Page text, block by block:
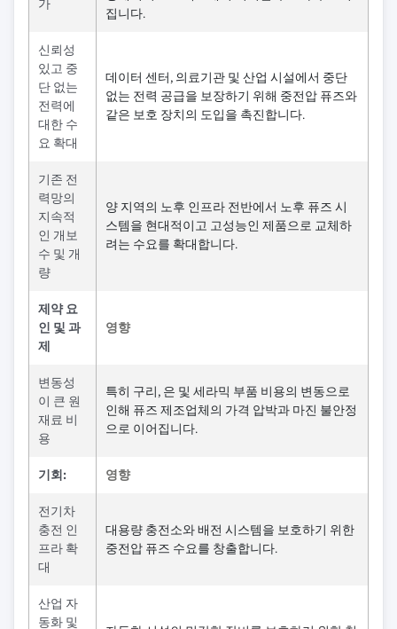
가
집니다.
신뢰성
있고 중
단 없는
전력에
대한 수
요 확대
데이터 센터, 의료기관 및 산업 시설에서 중단
없는 전력 공급을 보장하기 위해 중전압 퓨즈와
같은 보호 장치의 도입을 촉진합니다.
기존 전
력망의
지속적
인 개보
수 및 개
량
양 지역의 노후 인프라 전반에서 노후 퓨즈 시
스템을 현대적이고 고성능인 제품으로 교체하
려는 수요를 확대합니다.
제약 요
인 및 과
제
영향
변동성
이 큰 원
재료 비
용
특히 구리, 은 및 세라믹 부품 비용의 변동으로
인해 퓨즈 제조업체의 가격 압박과 마진 불안정
으로 이어집니다.
기회: 영향
전기차
충전 인
프라 확
대
대용량 충전소와 배전 시스템을 보호하기 위한
중전압 퓨즈 수요를 창출합니다.
산업 자
동화 및